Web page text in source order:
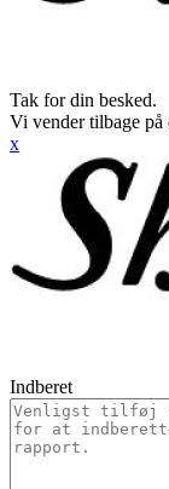
Tak for din besked.
Vi vender tilbage på
x
Indberet